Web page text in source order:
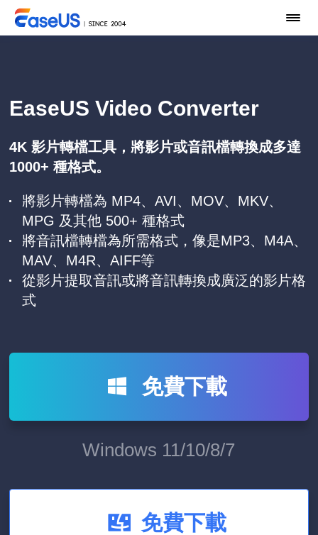
EaseUS Video Converter
4K 影片轉檔工具，將影片或音訊檔轉換成多達
1000+ 種格式。
將影片轉檔為 MP4、AVI、MOV、MKV、
MPG 及其他 500+ 種格式
將音訊檔轉檔為所需格式，像是MP3、M4A、
MAV、M4R、AIFF等
從影片提取音訊或將音訊轉換成廣泛的影片格
式
免費下載
Windows 11/10/8/7
免費下載